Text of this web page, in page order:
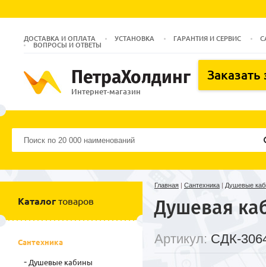
ДОСТАВКА И ОПЛАТА УСТАНОВКА ГАРАНТИЯ И СЕРВИС
ВОПРОСЫ И ОТВЕТЫ
ПетраХолдинг
Интернет-магазин
Заказать
Главная | Сантехника | Душевые
Душевая
Артикул: СДК-
Каталог товаров
Сантехника
Душевые кабины